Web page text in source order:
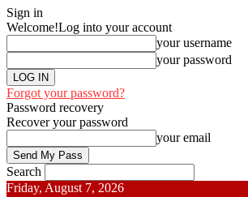
Sign in
Welcome!Log into your account
your username
your password
Forgot your password?
Password recovery
Recover your password
your email
Search
Friday, August 7, 2026